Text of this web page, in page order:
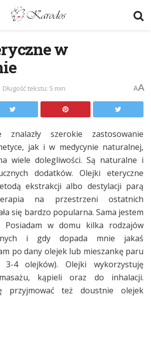
w
Długość tekstu: 5 min AA
znalazły szerokie zastosowanie
jak i w medycynie naturalnej,
wiele dolegliwości. Są naturalne i
dodatków. Olejki eteryczne
ekstrakcji albo destylacji parą
na przestrzeni ostatnich
się bardzo popularna. Sama jestem
Posiadam w domu kilka rodzajów
i gdy dopada mnie jakaś
po dany olejek lub mieszankę paru
3-4 olejków). Olejki wykorzystuję
kąpieli oraz do inhalacji.
przyjmować też doustnie olejek